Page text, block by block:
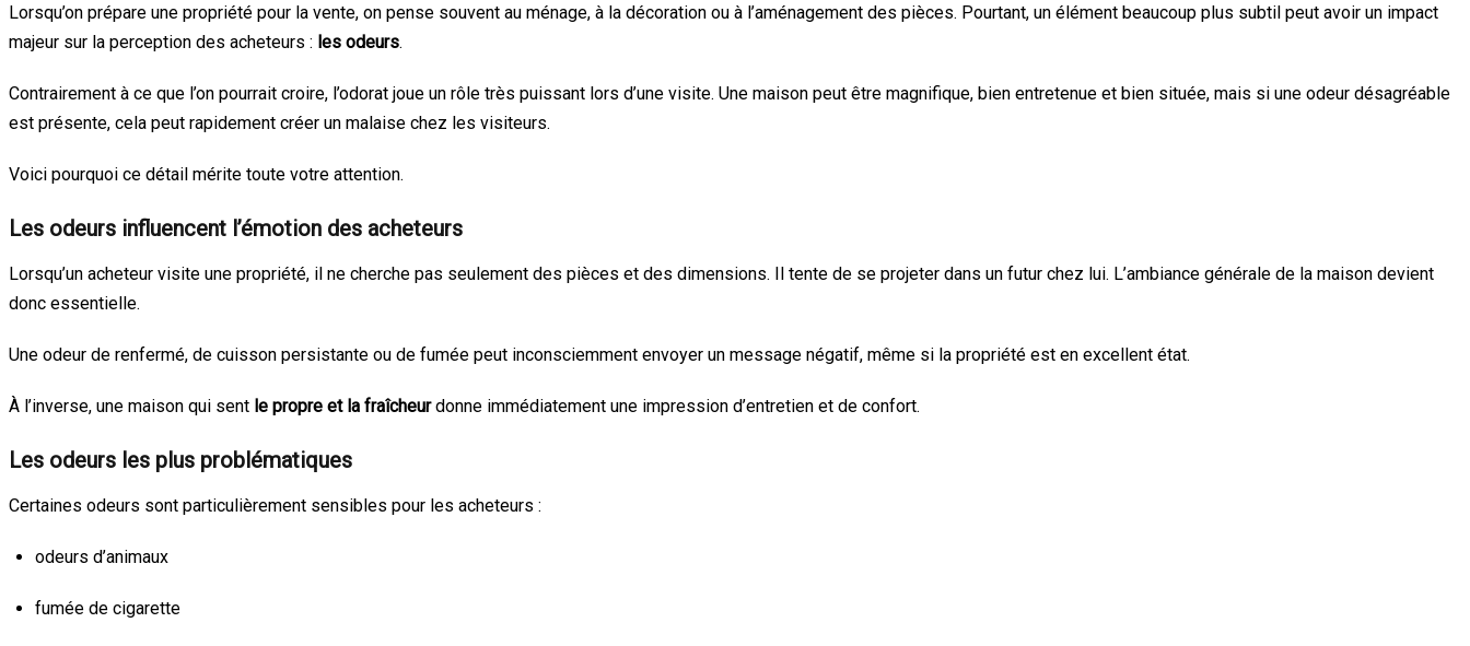
Lorsqu’on prépare une propriété pour la vente, on pense souvent au ménage, à la décoration ou à l’aménagement des pièces. Pourtant, un élément beaucoup plus subtil peut avoir un impact
majeur sur la perception des acheteurs : les odeurs.
Contrairement à ce que l’on pourrait croire, l’odorat joue un rôle très puissant lors d’une visite. Une maison peut être magnifique, bien entretenue et bien située, mais si une odeur désagréable
est présente, cela peut rapidement créer un malaise chez les visiteurs.
Voici pourquoi ce détail mérite toute votre attention.
Les odeurs influencent l’émotion des acheteurs
Lorsqu’un acheteur visite une propriété, il ne cherche pas seulement des pièces et des dimensions. Il tente de se projeter dans un futur chez lui. L’ambiance générale de la maison devient
donc essentielle.
Une odeur de renfermé, de cuisson persistante ou de fumée peut inconsciemment envoyer un message négatif, même si la propriété est en excellent état.
À l’inverse, une maison qui sent le propre et la fraîcheurdonne immédiatement une impression d’entretien et de confort.
Les odeurs les plus problématiques
Certaines odeurs sont particulièrement sensibles pour les acheteurs :
odeurs d’animaux
fumée de cigarette